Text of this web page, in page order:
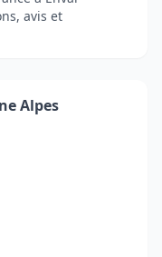
avis et
Alpes